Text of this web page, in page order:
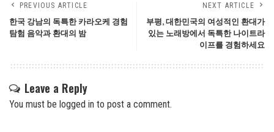
PREVIOUS ARTICLE
한국 강남의 독특한 카라오케 경험
탐험 음악과 환대의 밤
NEXT ARTICLE
부평, 대한민국의 여성적인 환대가
있는 노래방에서 독특한 나이트라
이프를 경험하세요
Leave a Reply
You must be logged in to post a comment.